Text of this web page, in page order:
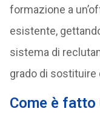
formazione a
esistente,
sistema di
grado di sostituire
Come è fatto